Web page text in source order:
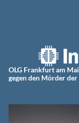
OLG Frankfurt am
gegen den Mörder